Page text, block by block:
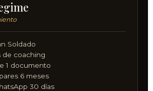
Soldado
de coaching
1 documento
6 meses
30 días